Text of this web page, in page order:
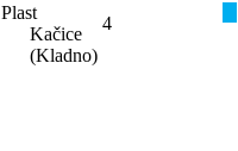
Plast
Kačice
(Kladno)
4